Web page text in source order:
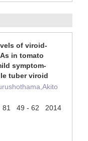
of viroid-
in tomato
symptom-
tuber viroid
81 49 - 62 2014